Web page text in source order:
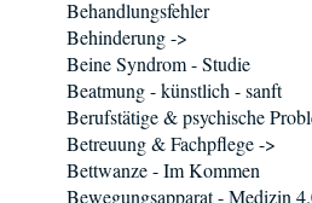
Behandlungsfehler
Behinderung ->
Beine Syndrom - Studie
Beatmung - künstlich - sanft
Berufstätige & psychische
Betreuung & Fachpflege ->
Bettwanze - Im Kommen
Bewegungsapparat - Medizin